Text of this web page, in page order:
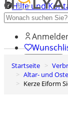
Hilfe und
Entdecken Sie
0
Warenkorb
Startseite
Altar- und
Kerze Eiform